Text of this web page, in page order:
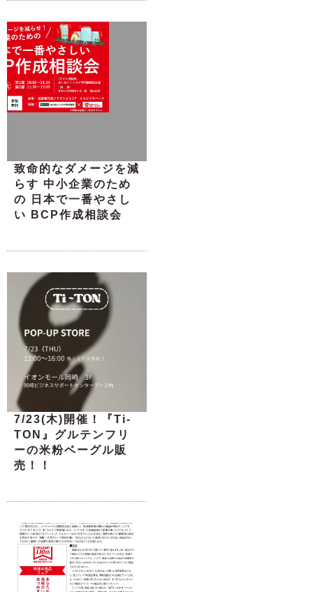
致命的なダメージを減
らす 中小企業のため
の 日本で一番やさし
い BCP作成相談会
7/23(木)開催！『Ti-
TON』グルテンフリ
ーの米粉ベーグル販
売！！